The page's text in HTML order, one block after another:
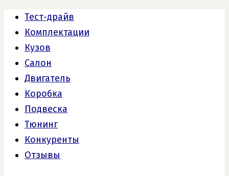
Тест-драйв
Комплектации
Кузов
Салон
Двигатель
Коробка
Подвеска
Тюнинг
Конкуренты
Отзывы